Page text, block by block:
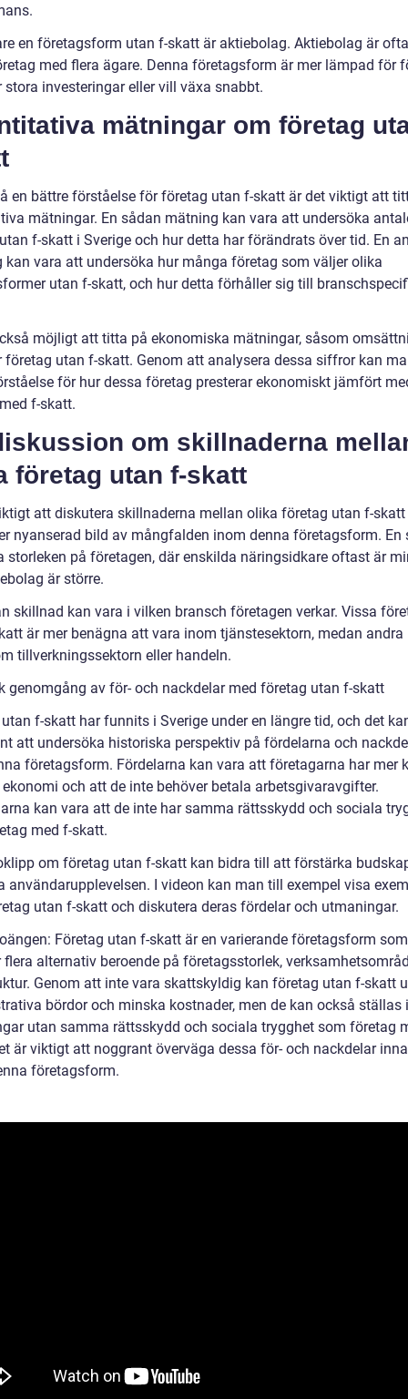
en företagsform utan f-skatt är aktiebolag. Aktiebolag är
med flera ägare. Denna företagsform är mer lämpad för
stora investeringar eller vill växa snabbt.
mätningar om företag
en bättre förståelse för företag utan f-skatt är det viktigt att
mätningar. En sådan mätning kan vara att undersöka
f-skatt i Sverige och hur detta har förändrats över tid. En
kan vara att undersöka hur många företag som väljer olika
utan f-skatt, och hur detta förhåller sig till
möjligt att titta på ekonomiska mätningar, såsom
företag utan f-skatt. Genom att analysera dessa siffror kan
för hur dessa företag presterar ekonomiskt jämfört
f-skatt.
om skillnaderna
företag utan f-skatt
att diskutera skillnaderna mellan olika företag utan f-
nyanserad bild av mångfalden inom denna företagsform. En
storleken på företagen, där enskilda näringsidkare oftast är
är större.
skillnad kan vara i vilken bransch företagen verkar. Vissa
är mer benägna att vara inom tjänstesektorn, medan andra
tillverkningssektorn eller handeln.
genomgång av för- och nackdelar med företag utan f-skatt
f-skatt har funnits i Sverige under en längre tid, och det
att undersöka historiska perspektiv på fördelarna och
företagsform. Fördelarna kan vara att företagarna har mer
och att de inte behöver betala arbetsgivaravgifter.
kan vara att de inte har samma rättsskydd och sociala
med f-skatt.
om företag utan f-skatt kan bidra till att förstärka
användarupplevelsen. I videon kan man till exempel visa
utan f-skatt och diskutera deras fördelar och utmaningar.
Företag utan f-skatt är en varierande företagsform som
flera alternativ beroende på företagsstorlek,
Genom att inte vara skattskyldig kan företag utan f-skatt
bördor och minska kostnader, men de kan också ställas
utan samma rättsskydd och sociala trygghet som företag
är viktigt att noggrant överväga dessa för- och nackdelar
företagsform.